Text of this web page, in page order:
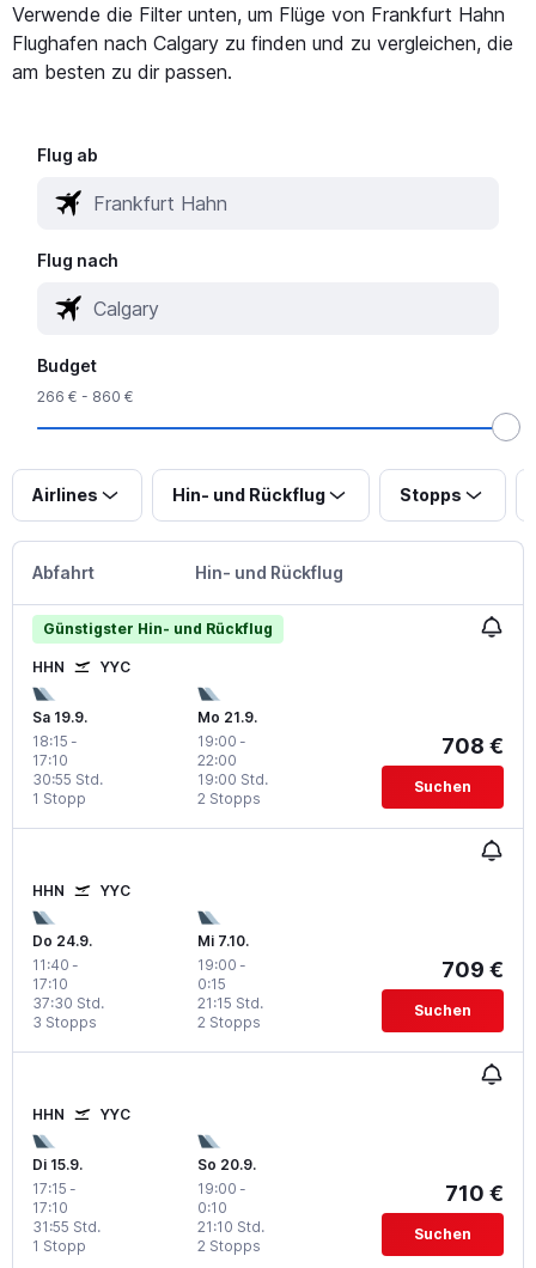
Verwende die Filter unten, um Flüge von Frankfurt Hahn
Flughafen nach Calgary zu finden und zu vergleichen, die
am besten zu dir passen.
Flug ab
Flug nach
Budget
266 € - 860 €
Airlines Hin- und Rückflug Stopps
Abfahrt Hin- und Rückflug
Günstigster Hin- und Rückflug
HHN YYC
Sa 19.9.
18:15 -
17:10
1 Stopp
30:55 Std.
Mo 21.9.
19:00 -
22:00
2 Stopps
19:00 Std.
708 €
Suchen
HHN YYC
Do 24.9.
11:40 -
17:10
3 Stopps
37:30 Std.
Mi 7.10.
19:00 -
0:15
2 Stopps
21:15 Std.
709 €
Suchen
HHN YYC
Di 15.9.
17:15 -
17:10
1 Stopp
31:55 Std.
So 20.9.
19:00 -
0:10
2 Stopps
21:10 Std.
710 €
Suchen